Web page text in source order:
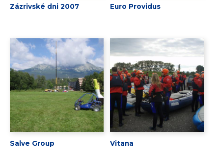
Zázrivské dni 2007 Euro Providus
Salve Group Vitana